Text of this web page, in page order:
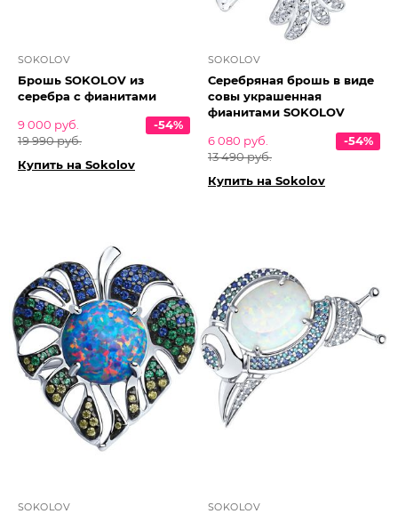
SOKOLOV
Брошь SOKOLOV из
серебра с фианитами
9 000 руб.
19 990 руб.
-54%
Купить на Sokolov
SOKOLOV
Серебряная брошь в виде
совы украшенная
фианитами SOKOLOV
6 080 руб.
13 490 руб.
-54%
Купить на Sokolov
SOKOLOV SOKOLOV